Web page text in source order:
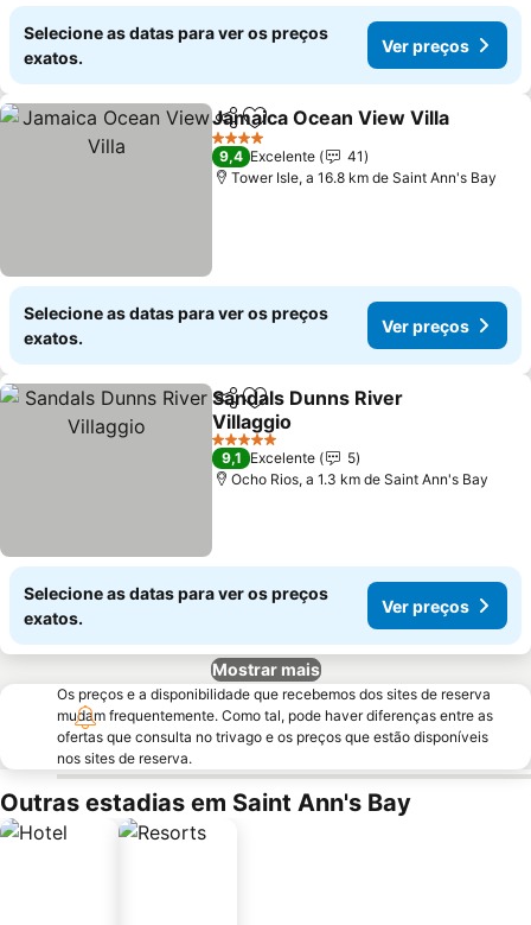
Selecione as datas para ver os preços
exatos.
Ver preços
PartilharAdicionar aos favoritos
Jamaica Ocean View Villa
4 Estrelas
9,4 Excelente
41
Tower Isle, a 16.8 km de Saint Ann's Bay
Selecione as datas para ver os preços
exatos.
Ver preços
PartilharAdicionar aos favoritos
Sandals Dunns River
Villaggio
5 Estrelas
9,1 Excelente
5
Ocho Rios, a 1.3 km de Saint Ann's Bay
Selecione as datas para ver os preços
exatos.
Ver preços
Mostrar mais
Os preços e a disponibilidade que recebemos dos sites de reserva
mudam frequentemente. Como tal, pode haver diferenças entre as
ofertas que consulta no trivago e os preços que estão disponíveis
nos sites de reserva.
Outras estadias em Saint Ann's Bay